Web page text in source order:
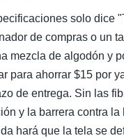
solo dice
de compras o un
mezcla de algodón y
para ahorrar $15 por
de entrega. Sin las
y la barrera contra la
hará que la tela se